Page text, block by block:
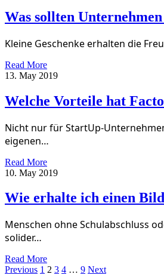
Was sollten
Kleine Geschenke erhalten die
Read More
13. May 2019
Welche Vorteile hat
Nicht nur für StartUp-
eigenen…
Read More
10. May 2019
Wie erhalte ich einen
Menschen ohne Schulabschluss
solider…
Read More
Previous 1 2 3 4 … 9 Next